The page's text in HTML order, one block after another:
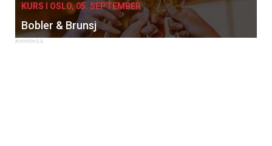
KURS I OSLO, 05. SEPTEMBER
Bobler & Brunsj